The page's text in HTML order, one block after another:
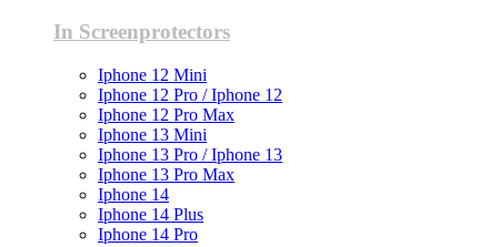
In Screenprotectors
Iphone 12 Mini
Iphone 12 Pro / Iphone 12
Iphone 12 Pro Max
Iphone 13 Mini
Iphone 13 Pro / Iphone 13
Iphone 13 Pro Max
Iphone 14
Iphone 14 Plus
Iphone 14 Pro